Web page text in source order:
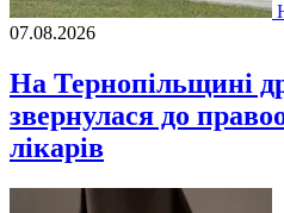
07.08.2026
На Тернопільщині
звернулася до
лікарів